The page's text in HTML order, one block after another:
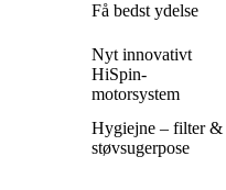
Få bedst ydelse
Nyt innovativt
HiSpin-
motorsystem
Hygiejne – filter &
støvsugerpose